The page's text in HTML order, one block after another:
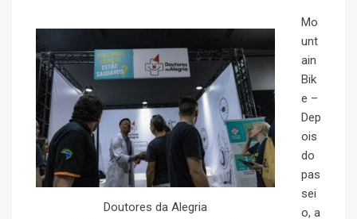
Doutores da Alegria
Mo
unt
ain
Bik
e –
Dep
ois
do
pas
sei
o, a